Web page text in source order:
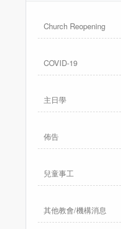
Church Reopening
COVID-19
主日學
佈告
兒童事工
其他教會/機構消息